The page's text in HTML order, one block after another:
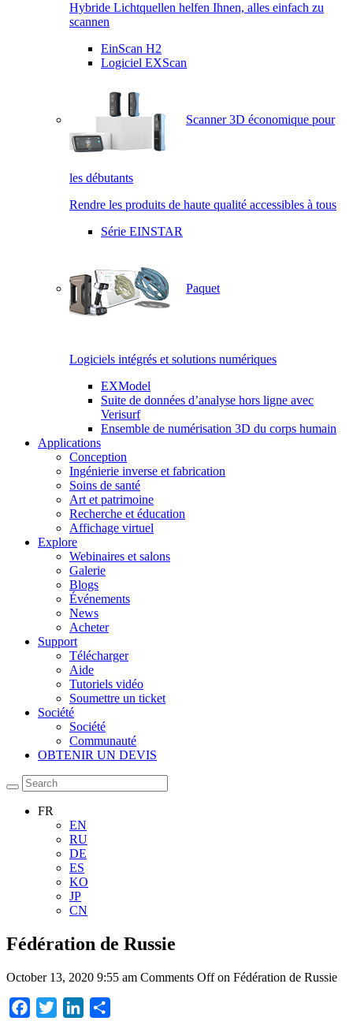
Hybride Lichtquellen helfen Ihnen, alles einfach zu
scannen
EinScan H2
Logiciel EXScan
Scanner 3D économique pour
les débutants
Rendre les produits de haute qualité accessibles à tous
Série EINSTAR
Paquet
Logiciels intégrés et solutions numériques
EXModel
Suite de données d’analyse hors ligne avec
Verisurf
Ensemble de numérisation 3D du corps humain
Applications
Conception
Ingénierie inverse et fabrication
Soins de santé
Art et patrimoine
Recherche et éducation
Affichage virtuel
Explore
Webinaires et salons
Galerie
Blogs
Événements
News
Acheter
Support
Télécharger
Aide
Tutoriels vidéo
Soumettre un ticket
Société
Société
Communauté
OBTENIR UN DEVIS
FR
EN
RU
DE
ES
KO
JP
CN
Fédération de Russie
October 13, 2020 9:55 am Comments Offon Fédération de Russie
Facebook
Twitter LinkedIn